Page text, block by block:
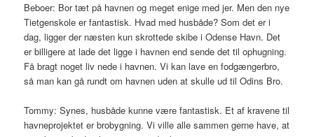
Beboer: Bor tæt på havnen og meget enige med jer. Men den nye
Tietgenskole er fantastisk. Hvad med husbåde? Som det er i
dag, ligger der næsten kun skrottede skibe i Odense Havn. Det
er billigere at lade det ligge i havnen end sende det til ophugning.
Få bragt noget liv nede i havnen. Vi kan lave en fodgængerbro,
så man kan gå rundt om havnen uden at skulle ud til Odins Bro.
Tommy: Synes, husbåde kunne være fantastisk. Et af kravene til
havneprojektet er brobygning. Vi ville alle sammen gerne have, at